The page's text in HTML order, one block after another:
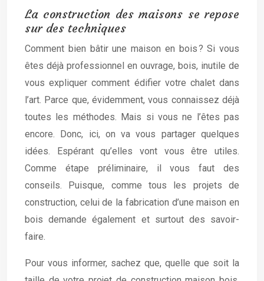
La construction des maisons se repose
sur des techniques
Comment bien bâtir une maison en bois ? Si vous
êtes déjà professionnel en ouvrage, bois, inutile de
vous expliquer comment édifier votre chalet dans
l’art. Parce que, évidemment, vous connaissez déjà
toutes les méthodes. Mais si vous ne l’êtes pas
encore. Donc, ici, on va vous partager quelques
idées. Espérant qu’elles vont vous être utiles.
Comme étape préliminaire, il vous faut des
conseils. Puisque, comme tous les projets de
construction, celui de la fabrication d’une maison en
bois demande également et surtout des savoir-
faire.
Pour vous informer, sachez que, quelle que soit la